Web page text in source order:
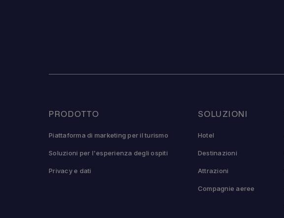
PRODOTTO
Piattaforma di marketing per il turismo
Soluzioni per l'esperienza degli ospiti
Privacy e dati
SOLUZIONI
Hotel
Destinazioni
Attrazioni
Compagnie aeree